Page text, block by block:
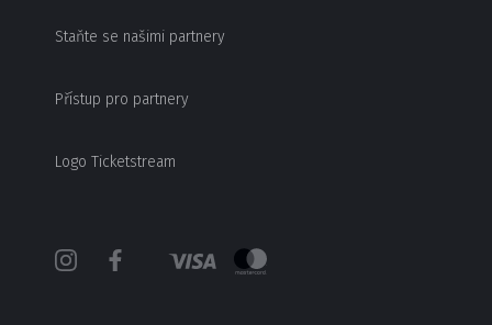
Staňte se našimi partnery
Přístup pro partnery
Logo Ticketstream